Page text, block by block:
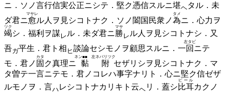
ニ．ソノ言行信実公正ニシテ．堅ク憑信スルニ堪ヘタル．未
ダ君ニ愈
マサレ
ル人ヲ見シコトナク．ソノ闔国民衆ノ為
タメ
ニ．心力ヲ
竭
ツク
シ．福利ヲ謀レ ル．未ダ君ニ勝
マサ
レ ル人ヲ見シコトナシ．又
吾ガ平生．君ト 相 ヒ談論セシモノヲ顧思スルニ．一回
左タビ
ニテ
モ．君ノ 固
カタ
ク真理ニ 黏附
ネン■■ 左ネバリツク
セザリシヲ見シコトナク．マ
タ曽テ一言ニテモ．君ノコレハ事字ナリト．心ニ堅ク信ゼザ
ルモノヲ． 言ハ レシコトナカリキト 云ヘ リ．蓋シ比耳
ピール
カクノ